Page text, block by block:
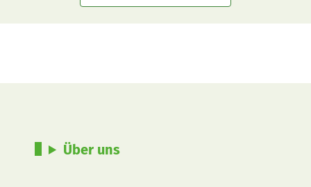
Über uns